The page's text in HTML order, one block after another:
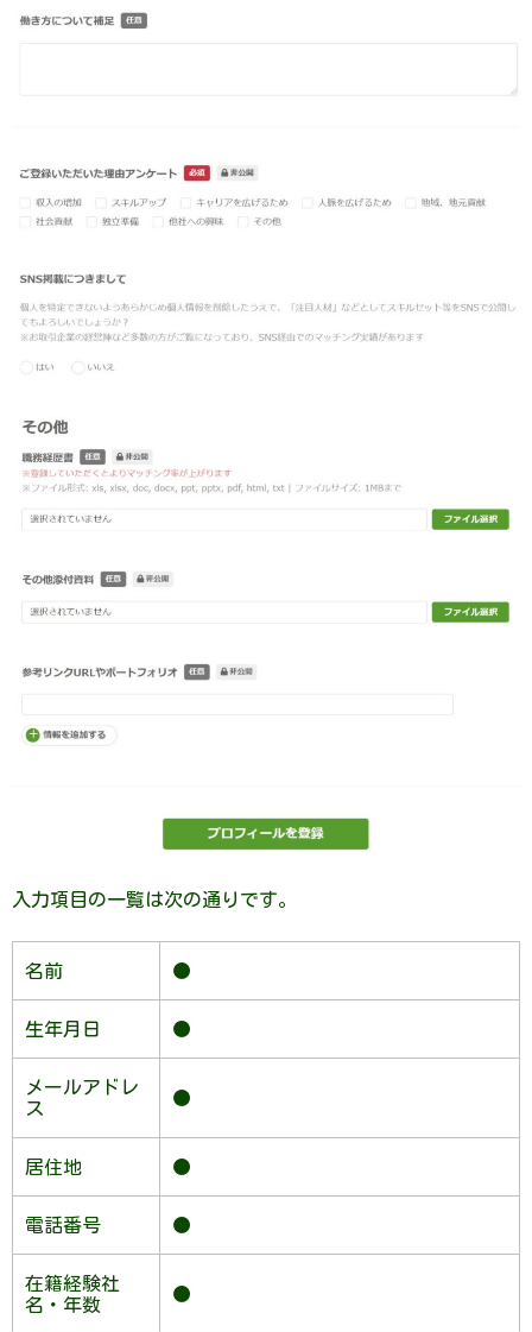
入力項目の一覧は次の通りです。
名前 ●
生年月日 ●
メールアドレ
ス
●
居住地 ●
電話番号 ●
在籍経験社
名・年数
●